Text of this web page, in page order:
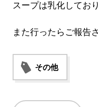
スープは乳化してお
また行ったらご報告
その他